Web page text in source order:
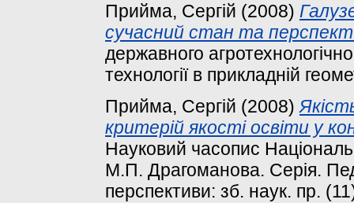
Прийма, Сергій (2008)
сучасний стан та
державного
технології в прикладній
Прийма, Сергій (2008)
критерій якості освіти у
Науковий часопис
М.П. Драгоманова. Серія.
перспективи: зб. наук. пр.